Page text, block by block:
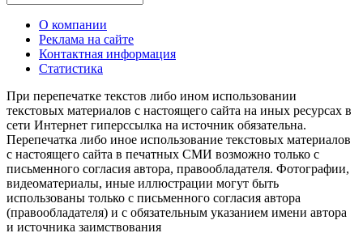
О компании
Реклама на сайте
Контактная информация
Статистика
При перепечатке текстов либо ином использовании
текстовых материалов с настоящего сайта на иных ресурсах в
сети Интернет гиперссылка на источник обязательна.
Перепечатка либо иное использование текстовых материалов
с настоящего сайта в печатных СМИ возможно только с
письменного согласия автора, правообладателя. Фотографии,
видеоматериалы, иные иллюстрации могут быть
использованы только с письменного согласия автора
(правообладателя) и с обязательным указанием имени автора
и источника заимствования